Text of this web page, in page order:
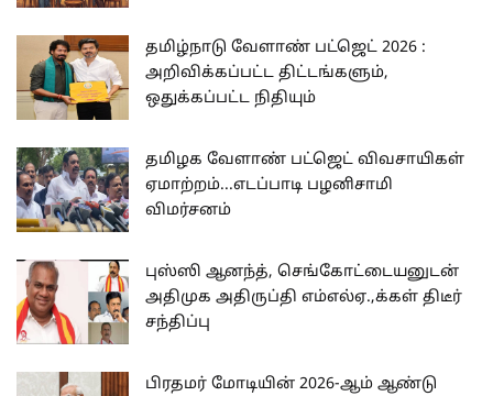
தமிழ்நாடு வேளாண் பட்ஜெட் 2026 :
அறிவிக்கப்பட்ட திட்டங்களும்,
ஒதுக்கப்பட்ட நிதியும்
தமிழக வேளாண் பட்ஜெட் விவசாயிகள்
ஏமாற்றம்...எடப்பாடி பழனிசாமி
விமர்சனம்
புஸ்ஸி ஆனந்த், செங்கோட்டையனுடன்
அதிமுக அதிருப்தி எம்எல்ஏ.,க்கள் திடீர்
சந்திப்பு
பிரதமர் மோடியின் 2026-ஆம் ஆண்டு